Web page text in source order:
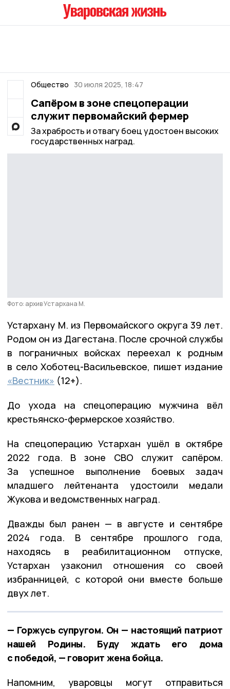
Общество 30 июля 2025, 18:47
Сапёром в зоне спецоперации
служит первомайский фермер
За храбрость и отвагу боец удостоен высоких
государственных наград.
Фото: архив Устархана М.
Устархану М. из Первомайского округа 39 лет.
Родом он из Дагестана. После срочной службы
в пограничных войсках переехал к родным
в село Хоботец-Васильевское, пишет издание
«Вестник» (12+).
До ухода на спецоперацию мужчина вёл
крестьянско-фермерское хозяйство.
На спецоперацию Устархан ушёл в октябре
2022 года. В зоне СВО служит сапёром.
За успешное выполнение боевых задач
младшего лейтенанта удостоили медали
Жукова и ведомственных наград.
Дважды был ранен — в августе и сентябре
2024 года. В сентябре прошлого года,
находясь в реабилитационном отпуске,
Устархан узаконил отношения со своей
избранницей, с которой они вместе больше
двух лет.
— Горжусь супругом. Он — настоящий патриот
нашей Родины. Буду ждать его дома
с победой, — говорит жена бойца.
Напомним, уваровцы могут отправиться